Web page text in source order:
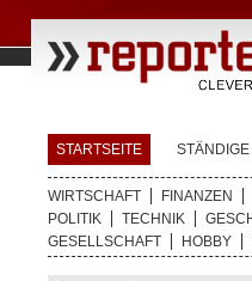
STARTSEITE STÄNDIGE
WIRTSCHAFT FINANZEN
POLITIK
TECHNIK
GESELLSCHAFT
HOBBY